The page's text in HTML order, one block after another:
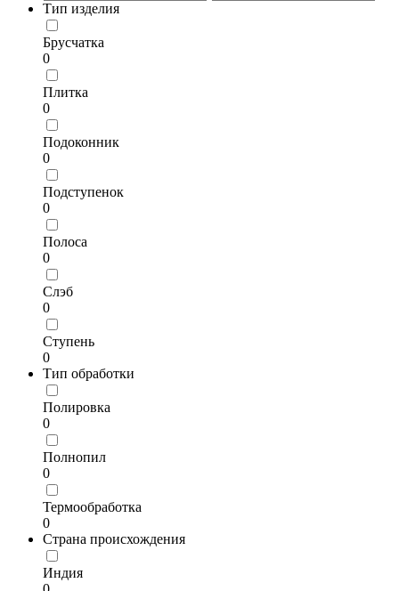
Тип изделия
Брусчатка
0
Плитка
0
Подоконник
0
Подступенок
0
Полоса
0
Слэб
0
Ступень
0
Тип обработки
Полировка
0
Полнопил
0
Термообработка
0
Страна происхождения
Индия